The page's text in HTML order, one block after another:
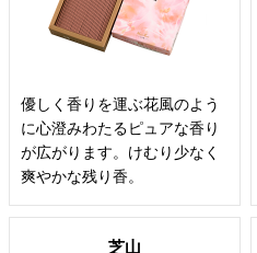
優しく香りを運ぶ花風のよう
に心澄みわたるピュアな香り
が広がります。けむり少なく
爽やかな残り香。
芝山